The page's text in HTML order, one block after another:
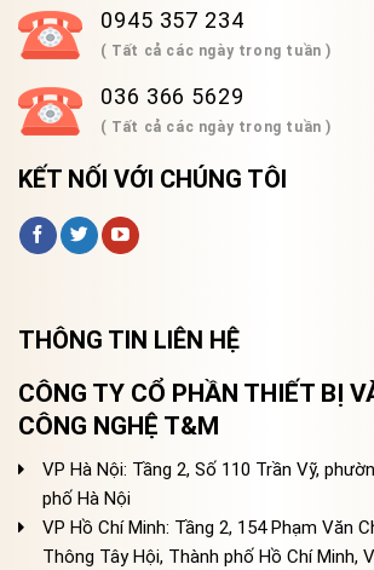
0945 357 234
( Tất cả các ngày trong tuần )
036 366 5629
( Tất cả các ngày trong tuần )
KẾT NỐI VỚI CHÚNG TÔI
THÔNG TIN LIÊN HỆ
CÔNG TY CỔ PHẦN THIẾT BỊ
CÔNG NGHỆ T&M
VP Hà Nội: Tầng 2, Số 110 Trần Vỹ,
phố Hà Nội
VP Hồ Chí Minh: Tầng 2, 154 Phạm Văn
Thông Tây Hội, Thành phố Hồ Chí Minh,